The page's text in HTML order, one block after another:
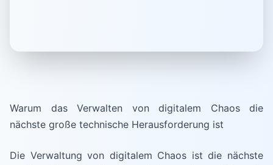
Warum das Verwalten von digitalem Chaos die
nächste große technische Herausforderung ist
Die Verwaltung von digitalem Chaos ist die nächste